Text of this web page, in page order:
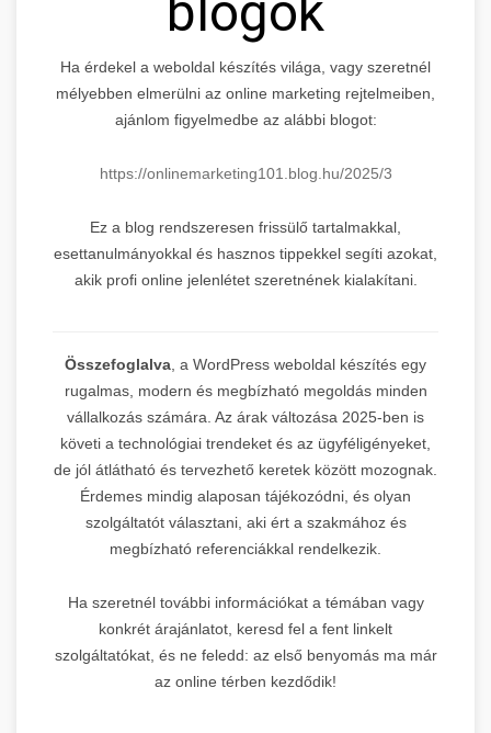
Ha érdekel a weboldal készítés világa, vagy szeretnél
mélyebben elmerülni az online marketing rejtelmeiben,
ajánlom figyelmedbe az alábbi blogot:
https://onlinemarketing101.blog.hu/2025/3
Ez a blog rendszeresen frissülő tartalmakkal,
esettanulmányokkal és hasznos tippekkel segíti azokat,
akik profi online jelenlétet szeretnének kialakítani.
Összefoglalva , a WordPress weboldal készítés egy
rugalmas, modern és megbízható megoldás minden
vállalkozás számára. Az árak változása 2025-ben is
követi a technológiai trendeket és az ügyféligényeket,
de jól átlátható és tervezhető keretek között mozognak.
Érdemes mindig alaposan tájékozódni, és olyan
szolgáltatót választani, aki ért a szakmához és
megbízható referenciákkal rendelkezik.
Ha szeretnél további információkat a témában vagy
konkrét árajánlatot, keresd fel a fent linkelt
szolgáltatókat, és ne feledd: az első benyomás ma már
az online térben kezdődik!